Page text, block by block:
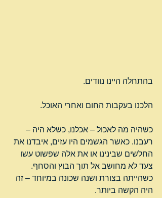
בהתחלה היינו נוודים.
הלכנו בעקבות החום ואחרי האוכל.
כשהיה מה לאכול – אכלנו, כשלא היה –
רעבנו. כאשר הגשמים היו עזים, איבדנו את
החלשים שבינינו או את אלה שפשוט עשו
צעד לא מחושב אל תוך הבוץ והסחף.
כשהייתה בצורת ושנה שכונה במיוחד – זה
היה הקשה ביותר.